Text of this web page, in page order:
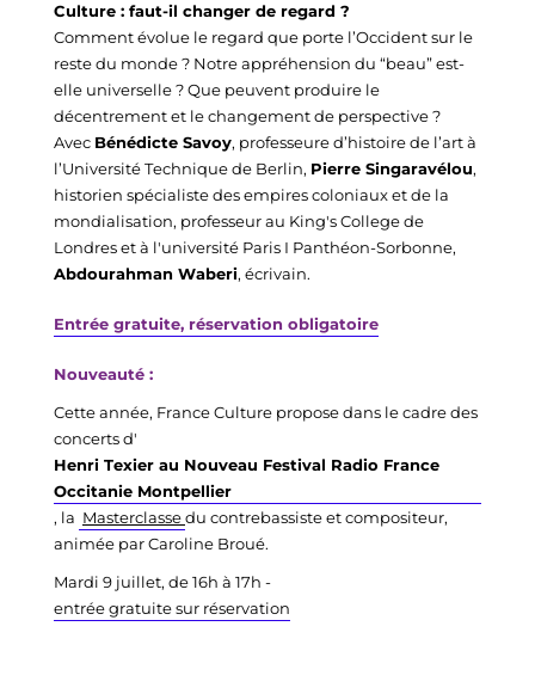
Culture : faut-il changer de regard ?
Comment évolue le regard que porte l’Occident sur le
reste du monde ? Notre appréhension du “beau” est-
elle universelle ? Que peuvent produire le
décentrement et le changement de perspective ?
Avec Bénédicte Savoy, professeure d’histoire de l’art à
l’Université Technique de Berlin, Pierre Singaravélou,
historien spécialiste des empires coloniaux et de la
mondialisation, professeur au King's College de
Abdourahman Waberi, écrivain.
Entrée gratuite, réservation obligatoire
Nouveauté :
Cette année, France Culture propose dans le cadre des
concerts d'
Henri Texier au Nouveau Festival Radio France
Occitanie Montpellier
, la Masterclasse du contrebassiste et compositeur,
animée par Caroline Broué.
Mardi 9 juillet, de 16h à 17h -
entrée gratuite sur réservation